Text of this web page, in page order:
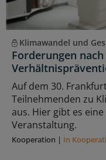
Klimawandel und
Forderungen
Auf dem 30.
Teilnehmenden zu
aus. Hier gibt es
Veranstaltung.
Kooperation | In